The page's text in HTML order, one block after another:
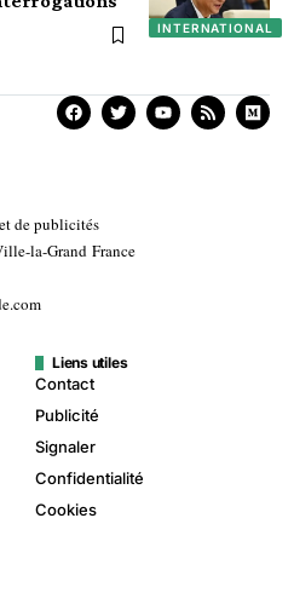
INTERNATIONAL
de publicités
la-Grand France
Liens utiles
Contact
Publicité
Signaler
Confidentialité
Cookies